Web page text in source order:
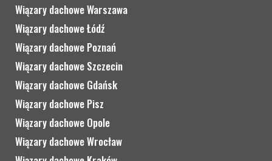
Wiązary dachowe Warszawa
Wiązary dachowe Łódź
Wiązary dachowe Poznań
Wiązary dachowe Szczecin
Wiązary dachowe Gdańsk
Wiązary dachowe Pisz
Wiązary dachowe Opole
Wiązary dachowe Wrocław